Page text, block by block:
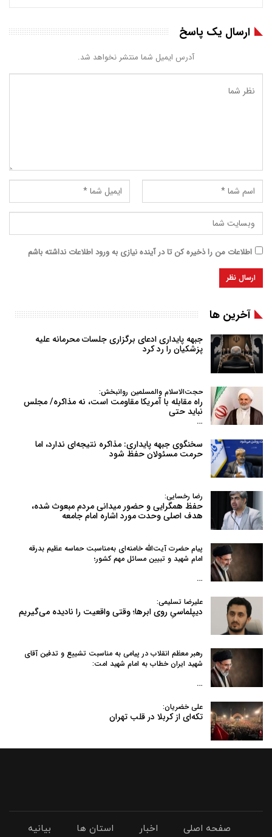
ارسال یک پاسخ
آدرس ایمیل شما منتشر نخواهد شد.
اطلاعات من را ذخیره کن تا در آینده نیازی به ورود اطلاعات نداشته باشم
آخرین ها
جبهه پایداری ادعای برگزاری جلسات محرمانه علیه
پزشکیان را رد کرد
حجت‌الاسلام والمسلمین روانبخش:
راه مقابله با آمریکا مقاومت است، نه مذاکره/ مجلس
نباید حتی
…
سخنگوی جبهه پایداری: مذاکره نتیجه‌ای ندارد، اما
حرمت مسئولان حفظ شود
رضا رخسایی:
حفظ همگرایی و حضور میدانی مردم مبعوث شده،
هدف اصلی وحدت مورد اشاره امام جامعه
پیام حضرت آیت‌الله خامنه‌ای به‌مناسبت حماسه عظیم بدرقه
امام شهید و تبیین مسائل مهم کشور؛
…
علیرضا تسلیمی:
دیپلماسیِ روی ابرها؛ وقتی واقعیت را نادیده می‌گیریم
رهبر معظم انقلاب در پیامی به‌ مناسبت تشییع و تدفین آقای
شهید ایران خطاب به امام شهید امت:
…
علی خضریان:
تکه‌ای از کربلا در قلب تهران
صفحه اصلی اخبار استان ها بیانیه